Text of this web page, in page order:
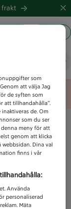
frakt
som
att välja Jag
de syften som
att tillhandahålla”.
de. Om
som du ser
meny för att
genom att klicka
Dina val
finns i vår
Använda
personaliserad
Mäta